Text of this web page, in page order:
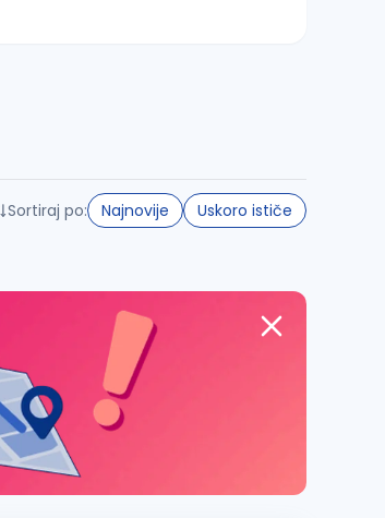
Sortiraj po: Najnovije Uskoro ističe